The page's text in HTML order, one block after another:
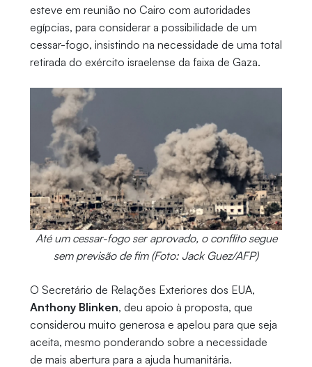
esteve em reunião no Cairo com autoridades
egípcias, para considerar a possibilidade de um
cessar-fogo, insistindo na necessidade de uma total
retirada do exército israelense da faixa de Gaza.
Até um cessar-fogo ser aprovado, o conflito segue
sem previsão de fim (Foto: Jack Guez/AFP)
O Secretário de Relações Exteriores dos EUA,
Anthony Blinken, deu apoio à proposta, que
considerou muito generosa e apelou para que seja
aceita, mesmo ponderando sobre a necessidade
de mais abertura para a ajuda humanitária.